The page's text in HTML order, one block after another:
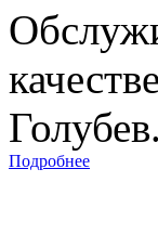
Подробнее